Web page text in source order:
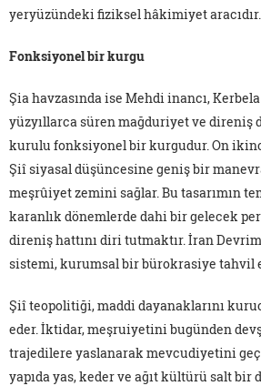
yeryüzündeki fiziksel hâkimiyet aracıdır.
Fonksiyonel bir kurgu
Şia havzasında ise Mehdi inancı,
yüzyıllarca süren mağduriyet ve
kurulu fonksiyonel bir kurgudur. On
Şiî siyasal düşüncesine geniş bir
meşrûiyet zemini sağlar. Bu tasarımın
karanlık dönemlerde dahi bir gelecek
direniş hattını diri tutmaktır. İran
sistemi, kurumsal bir bürokrasiye tahvil
Şiî teopolitiği, maddi dayanaklarını
eder. İktidar, meşruiyetini bugünden
trajedilere yaslanarak mevcudiyetini
yapıda yas, keder ve ağıt kültürü salt